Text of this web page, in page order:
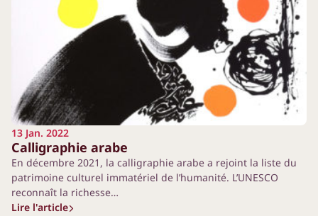
13 Jan. 2022
Calligraphie arabe
En décembre 2021, la calligraphie arabe a rejoint la liste du
patrimoine culturel immatériel de l’humanité. L’UNESCO
reconnaît la richesse…
Lire l'article